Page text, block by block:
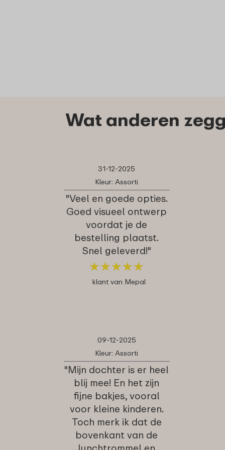
Wat anderen
31-12-2025
Kleur: Assorti
"Veel en goede opties.
Goed visueel ontwerp
voordat je de
bestelling plaatst.
Snel geleverd!"
★★★★★
★★★★★
klant van Mepal
09-12-2025
Kleur: Assorti
"Mijn dochter is er heel
blij mee! En het zijn
fijne bakjes, vooral
voor kleine kinderen.
Toch merk ik dat de
bovenkant van de